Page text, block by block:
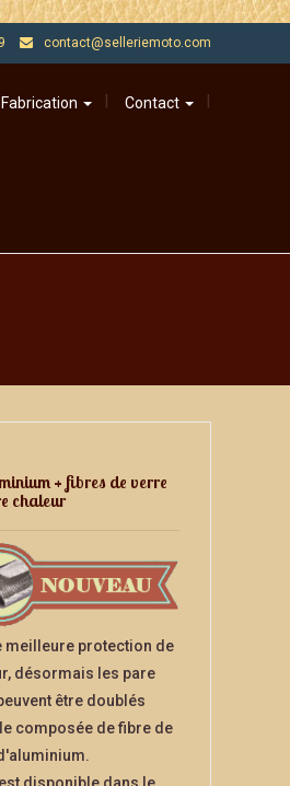
contact@selleriemoto.com
Fabrication Contact
+ fibres de verre
chaleur
meilleure protection de
désormais les pare
être doublés
composée de fibre de